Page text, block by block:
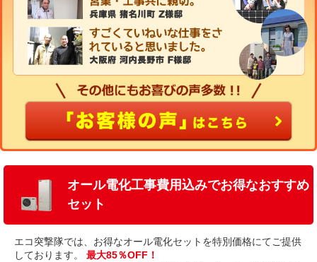
オール電化工事費用込みでお得なおすすめ
セット
エコ突撃隊では、お得なオール電化セットを特別価格にてご提供
しております。 最大85％OFF！